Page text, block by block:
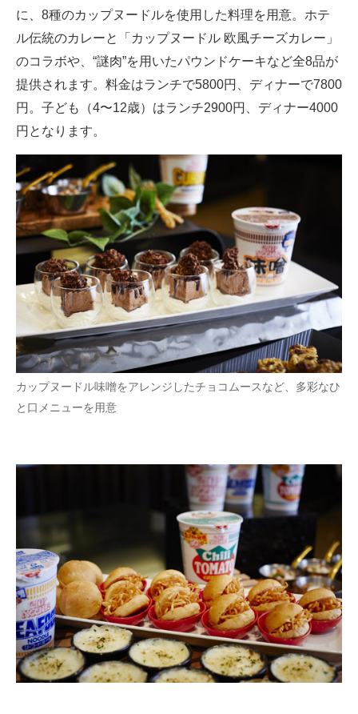
モノづくり技術者専門サイト
エレクトロニクス専門サイト
電子設計の基本と応用
建設×テクノロジーの最前線
ちょっと気になるネットの話題
に、8種のカップヌードルを使用した料理を用意。ホテ
ル伝統のカレーと「カップヌードル 欧風チーズカレー」
のコラボや、“謎肉”を用いたパウンドケーキなど全8品が
提供されます。料金はランチで5800円、ディナーで7800
円。子ども（4〜12歳）はランチ2900円、ディナー4000
円となります。
カップヌードル味噌をアレンジしたチョコムースなど、多彩なひ
と口メニューを用意